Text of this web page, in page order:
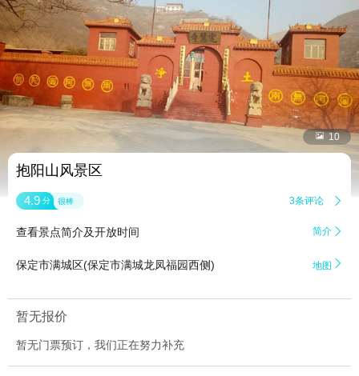
 10
抱阳山风景区
4.9 分 很棒 3条评论 
查看景点简介及开放时间 简介 
保定市满城区(保定市满城龙凤福园西侧) 地图 
暂无报价
暂无门票预订，我们正在努力补充
